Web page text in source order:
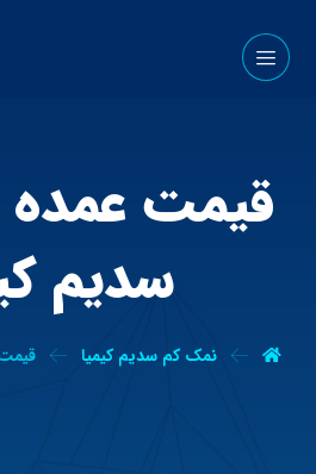
قیمت
سدیم
نمک کم سدیم کیمیا